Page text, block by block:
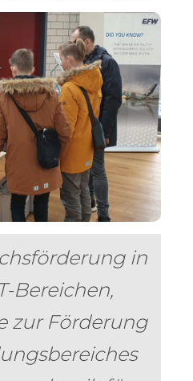
in
Bereichen,
zur Förderung